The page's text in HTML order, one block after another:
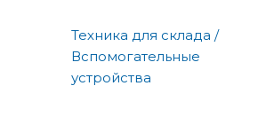
Техника для склада /
Вспомогательные
устройства